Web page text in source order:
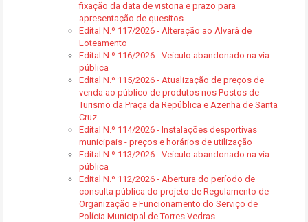
fixação da data de vistoria e prazo para
apresentação de quesitos
Edital N.º 117/2026 - Alteração ao Alvará de
Loteamento
Edital N.º 116/2026 - Veículo abandonado na via
pública
Edital N.º 115/2026 - Atualização de preços de
venda ao público de produtos nos Postos de
Turismo da Praça da República e Azenha de Santa
Cruz
Edital N.º 114/2026 - Instalações desportivas
municipais - preços e horários de utilização
Edital N.º 113/2026 - Veículo abandonado na via
pública
Edital N.º 112/2026 - Abertura do período de
consulta pública do projeto de Regulamento de
Organização e Funcionamento do Serviço de
Polícia Municipal de Torres Vedras